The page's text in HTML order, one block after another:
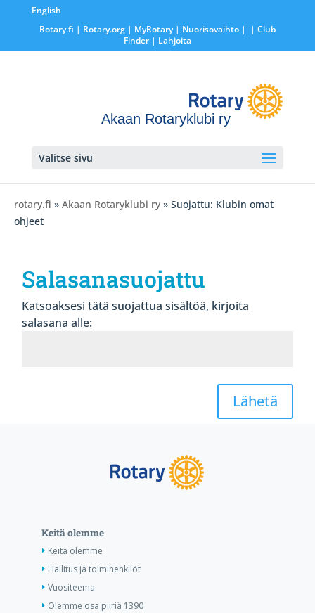
English
Rotary.fi | Rotary.org| MyRotary | Nuorisovaihto|
| Club
Finder| Lahjoita
Akaan Rotaryklubi ry
Valitse sivu
rotary.fi » Akaan Rotaryklubi ry » Suojattu: Klubin omat
ohjeet
Salasanasuojattu
Katsoaksesi tätä suojattua sisältöä, kirjoita
salasana alle:
Lähetä
Keitä olemme
Keitä olemme
Hallitus ja toimihenkilöt
Vuositeema
Olemme osa piiriä 1390